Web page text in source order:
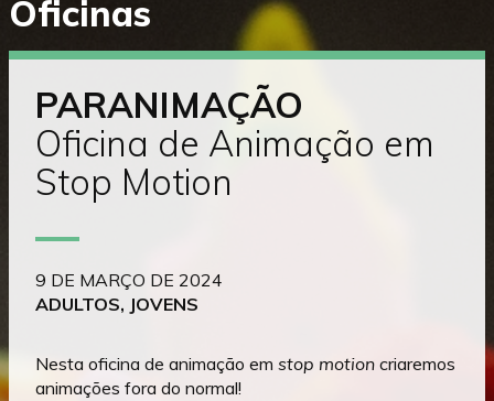
diretamente
Oficinas
PARANIMAÇÃO
Oficina de Animação em
Stop Motion
9 DE MARÇO DE 2024
ADULTOS, JOVENS
Nesta oficina de animação em stop motion criaremos
animações fora do normal!